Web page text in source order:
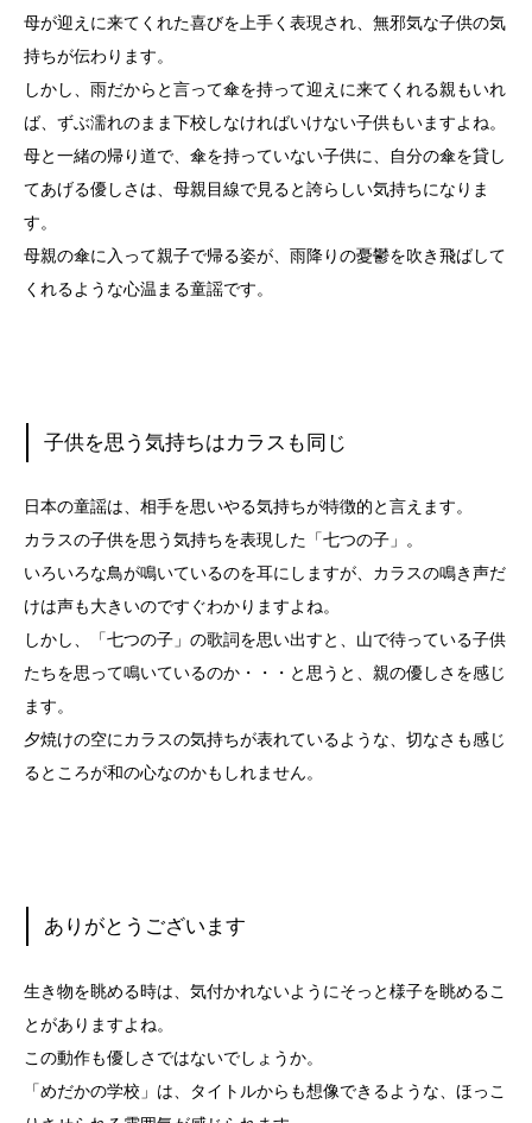
母が迎えに来てくれた喜びを上手く表現され、無邪気な子供の気
持ちが伝わります。
しかし、雨だからと言って傘を持って迎えに来てくれる親もいれ
ば、ずぶ濡れのまま下校しなければいけない子供もいますよね。
母と一緒の帰り道で、傘を持っていない子供に、自分の傘を貸し
てあげる優しさは、母親目線で見ると誇らしい気持ちになりま
す。
母親の傘に入って親子で帰る姿が、雨降りの憂鬱を吹き飛ばして
くれるような心温まる童謡です。
子供を思う気持ちはカラスも同じ
日本の童謡は、相手を思いやる気持ちが特徴的と言えます。
カラスの子供を思う気持ちを表現した「七つの子」。
いろいろな鳥が鳴いているのを耳にしますが、カラスの鳴き声だ
けは声も大きいのですぐわかりますよね。
しかし、「七つの子」の歌詞を思い出すと、山で待っている子供
たちを思って鳴いているのか・・・と思うと、親の優しさを感じ
ます。
夕焼けの空にカラスの気持ちが表れているような、切なさも感じ
るところが和の心なのかもしれません。
ありがとうございます
生き物を眺める時は、気付かれないようにそっと様子を眺めるこ
とがありますよね。
この動作も優しさではないでしょうか。
「めだかの学校」は、タイトルからも想像できるような、ほっこ